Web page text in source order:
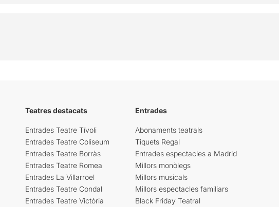
Teatres destacats
Entrades Teatre Tívoli
Entrades Teatre Coliseum
Entrades Teatre Borràs
Entrades Teatre Romea
Entrades La Villarroel
Entrades Teatre Condal
Entrades Teatre Victòria
Entrades
Abonaments teatrals
Tiquets Regal
Entrades espectacles a Madrid
Millors monòlegs
Millors musicals
Millors espectacles familiars
Black Friday Teatral